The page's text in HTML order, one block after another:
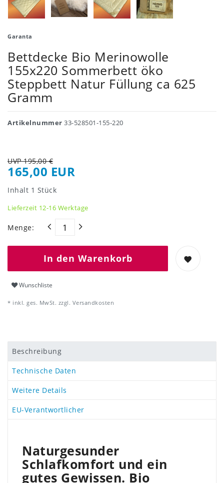
Garanta
Bettdecke Bio Merinowolle
155x220 Sommerbett öko
Steppbett Natur Füllung ca 625
Gramm
Artikelnummer 33-528501-155-220
UVP 195,00 €
165,00 EUR
Inhalt 1 Stück
Lieferzeit 12-16 Werktage
Menge:
In den Warenkorb
Wunschliste
* inkl. ges. MwSt. zzgl. Versandkosten
Beschreibung
Technische Daten
Weitere Details
EU-Verantwortlicher
Naturgesunder
Schlafkomfort und ein
gutes Gewissen. Bio